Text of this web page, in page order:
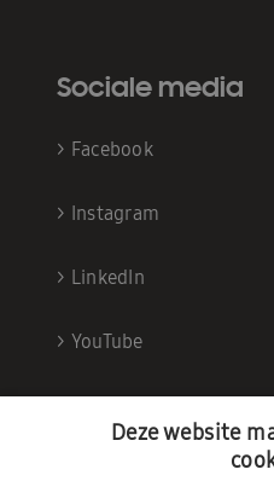
Sociale media
> Facebook
> Instagram
> LinkedIn
> YouTube
Deze website